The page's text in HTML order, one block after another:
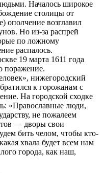
Началось широкое
столицы от
ополчение возглавил
Но из-за распрей
по ложному
распалось.
19 марта 1611 года
поражение.
нижегородский
к горожанам с
На городской сходке
«Православные люди,
не пожалеем
— дворы свои
бить челом, чтобы кто-
хвала будет всем нам
города, как наш,